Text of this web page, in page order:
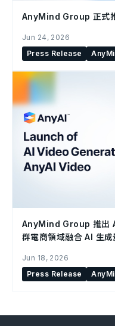
AnyMind Group 正式
Jun 24, 2026
Press Release
AnyMind Group 推出
群電商領域融合 AI 生
Jun 18, 2026
Press Release